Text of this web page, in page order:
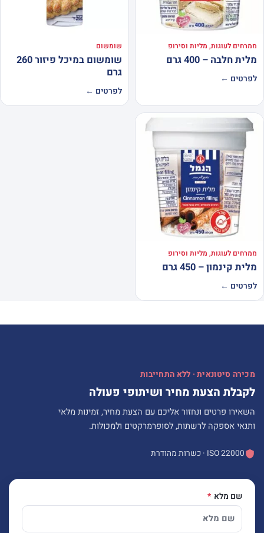
ממרחים לעוגות, מליות וסירופ
מלית חלבה – 400 גרם
לפרטים ←
שומשום
שומשום במיכל פיזור 260
גרם
לפרטים ←
ממרחים לעוגות, מליות וסירופ
מלית קינמון – 450 גרם
לפרטים ←
מכירה סיטונאית · ללא התחייבות
לקבלת הצעת מחיר ושיתופי פעולה
השאירו פרטים ונחזור אליכם עם הצעת מחיר, זמינות מלאי
ותנאי אספקה לרשתות, לסופרמרקטים ולמכולות.
ISO 22000 · כשרות מהודרת
שם מלא